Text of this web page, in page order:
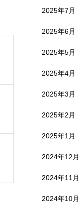
2025年7月
2025年6月
2025年5月
2025年4月
2025年3月
2025年2月
2025年1月
2024年12月
2024年11月
2024年10月